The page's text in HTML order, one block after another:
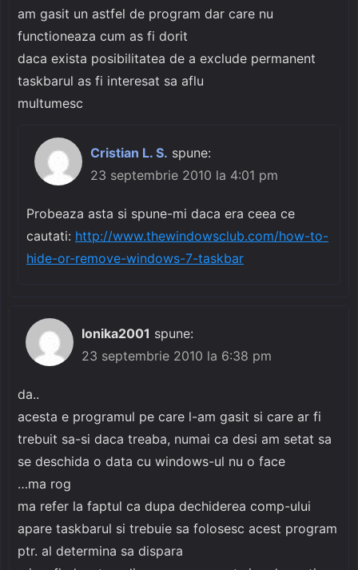
am gasit un astfel de program dar care nu
functioneaza cum as fi dorit
daca exista posibilitatea de a exclude permanent
taskbarul as fi interesat sa aflu
multumesc
Cristian L. S. spune:
23 septembrie 2010 la 4:01 pm
Probeaza asta si spune-mi daca era ceea ce
cautati: http://www.thewindowsclub.com/how-to-
hide-or-remove-windows-7-taskbar
Ionika2001 spune:
23 septembrie 2010 la 6:38 pm
da..
acesta e programul pe care l-am gasit si care ar fi
trebuit sa-si daca treaba, numai ca desi am setat sa
se deschida o data cu windows-ul nu o face
…ma rog
ma refer la faptul ca dupa dechiderea comp-ului
apare taskbarul si trebuie sa folosesc acest program
ptr. al determina sa dispara